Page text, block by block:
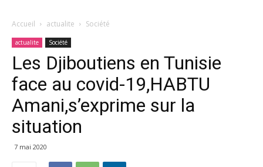
Accueil actualite Société
actualite Société
Les Djiboutiens en Tunisie
face au covid-19,HABTU
Amani,s’exprime sur la
situation
7 mai 2020